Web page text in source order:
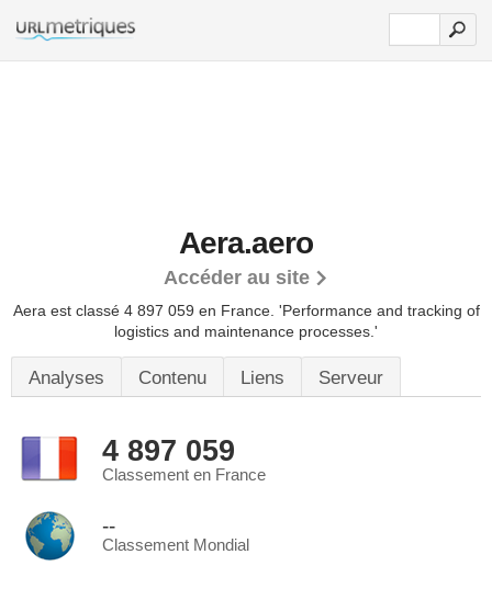
Aera.aero
Accéder au site
Aera est classé 4 897 059 en France. 'Performance and tracking of
logistics and maintenance processes.'
Analyses Contenu Liens Serveur
4 897 059
Classement en France
--
Classement Mondial